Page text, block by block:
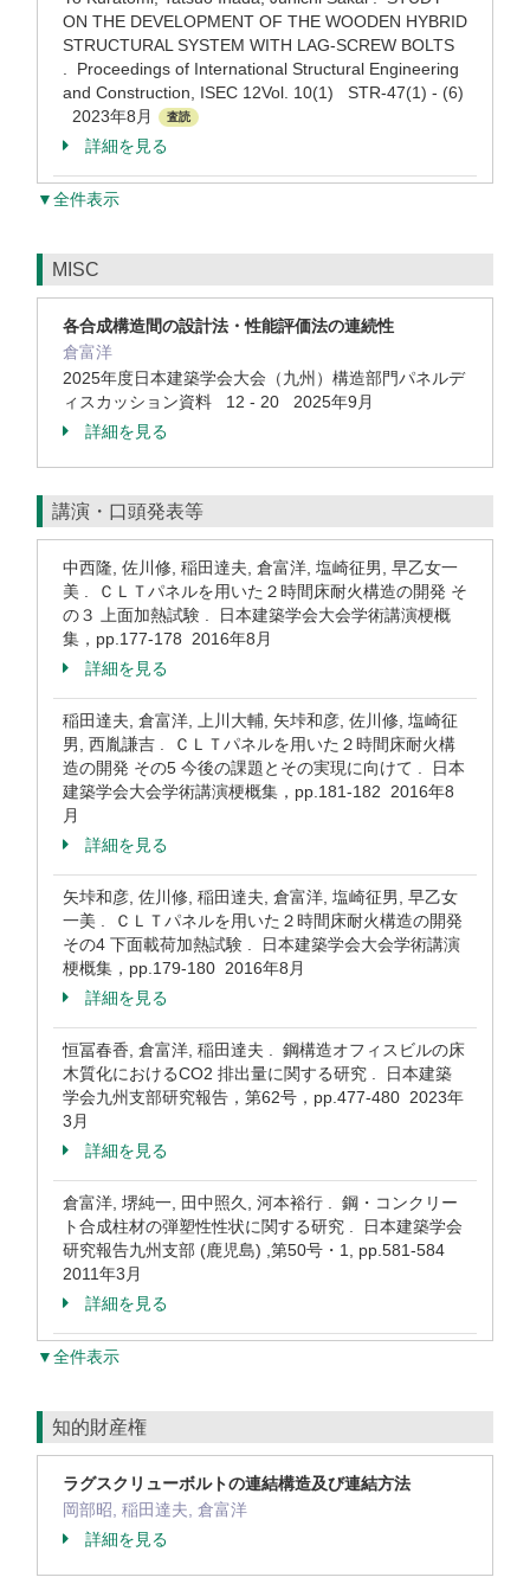
ON THE DEVELOPMENT OF THE WOODEN HYBRID
STRUCTURAL SYSTEM WITH LAG-SCREW BOLTS
. Proceedings of International Structural Engineering
and Construction, ISEC 12Vol. 10(1) STR-47(1) - (6)
2023年8月
査読
詳細を見る
▼全件表示
MISC
各合成構造間の設計法・性能評価法の連続性
倉富洋
2025年度日本建築学会大会（九州）構造部門パネルデ
ィスカッション資料 12 - 20 2025年9月
詳細を見る
講演・口頭発表等
中西隆, 佐川修, 稲田達夫, 倉富洋, 塩崎征男, 早乙女一
美 . ＣＬＴパネルを用いた２時間床耐火構造の開発 そ
の３ 上面加熱試験 . 日本建築学会大会学術講演梗概
集，pp.177-178 2016年8月
詳細を見る
稲田達夫, 倉富洋, 上川大輔, 矢垰和彦, 佐川修, 塩崎征
男, 西胤謙吉 . ＣＬＴパネルを用いた２時間床耐火構
造の開発 その5 今後の課題とその実現に向けて . 日本
建築学会大会学術講演梗概集，pp.181-182 2016年8
月
詳細を見る
矢垰和彦, 佐川修, 稲田達夫, 倉富洋, 塩崎征男, 早乙女
一美 . ＣＬＴパネルを用いた２時間床耐火構造の開発
その4 下面載荷加熱試験 . 日本建築学会大会学術講演
梗概集，pp.179-180 2016年8月
詳細を見る
恒冨春香, 倉富洋, 稲田達夫 . 鋼構造オフィスビルの床
木質化におけるCO2 排出量に関する研究 . 日本建築
学会九州支部研究報告，第62号，pp.477-480 2023年
3月
詳細を見る
倉富洋, 堺純一, 田中照久, 河本裕行 . 鋼・コンクリー
ト合成柱材の弾塑性性状に関する研究 . 日本建築学会
研究報告九州支部 (鹿児島) ,第50号・1, pp.581-584
2011年3月
詳細を見る
▼全件表示
知的財産権
ラグスクリューボルトの連結構造及び連結方法
岡部昭, 稲田達夫, 倉富洋
詳細を見る